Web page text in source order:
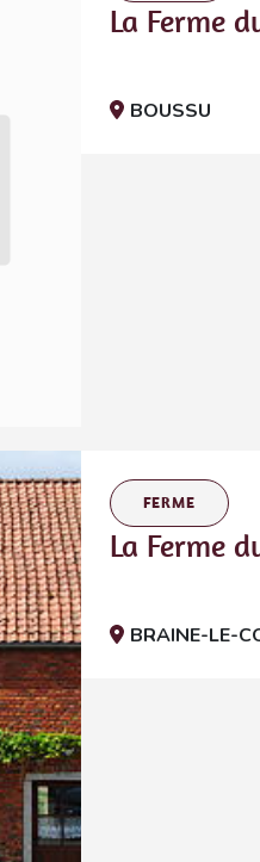
La Ferme
BOUSSU
FERME
La Ferme
BRAINE-LE-